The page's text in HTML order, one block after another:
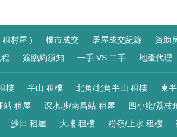
村屋 ) 樓市成交 居屋成交紀錄 資助
簽臨約須知 一手 VS 二手 地產代理
樓 半山 租樓 北角/北角半山 租樓 東
站 租屋 深水埗/南昌站 租屋 四小龍/荔枝
沙田 租屋 大埔 租樓 粉嶺/上水 租樓